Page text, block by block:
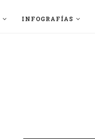
INFOGRAFÍAS